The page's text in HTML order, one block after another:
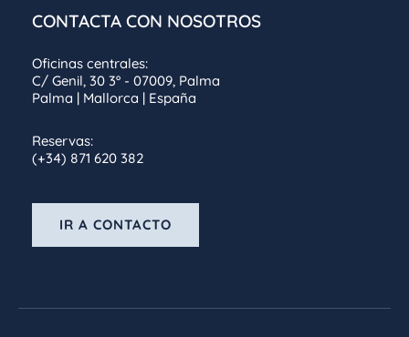
CONTACTA CON NOSOTROS
Oficinas centrales:
C/ Genil, 30 3º - 07009, Palma
Palma | Mallorca | España
Reservas:
(+34) 871 620 382
IR A CONTACTO